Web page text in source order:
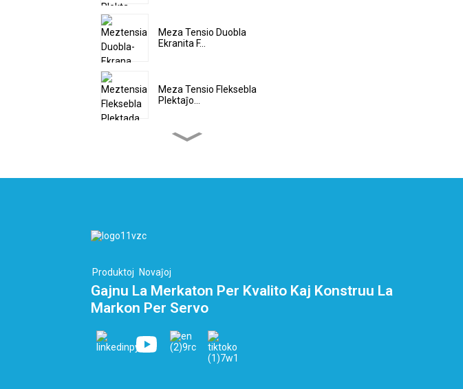
Meza Tensio Duobla
Ekranita F...
Meza Tensio Fleksebla
Plektaĵo...
Kabloj 10-Kernaj...
Kriogenilo...
Produktoj Novaĵoj
Gajnu La Merkaton Per Kvalito Kaj Konstruu La
Markon Per Servo